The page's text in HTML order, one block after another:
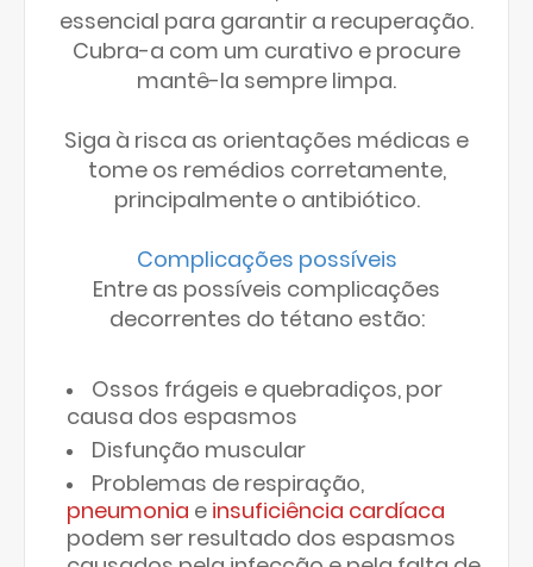
essencial para garantir a recuperação.
Cubra-a com um curativo e procure
mantê-la sempre limpa.
Siga à risca as orientações médicas e
tome os remédios corretamente,
principalmente o antibiótico.
Complicações possíveis
Entre as possíveis complicações
decorrentes do tétano estão:
Ossos frágeis e quebradiços, por
causa dos espasmos
Disfunção muscular
Problemas de respiração,
pneumonia e insuficiência cardíaca
podem ser resultado dos espasmos